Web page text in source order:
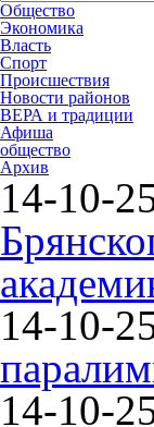
Общество
Экономика
Власть
Спорт
Происшествия
Новости районов
ВЕРА и традиции
Афиша
общество
Архив
14-10-
14-10-
14-10-